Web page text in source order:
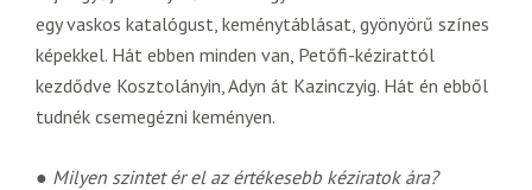
egy vaskos katalógust, keménytáblásat, gyönyörű színes
képekkel. Hát ebben minden van, Petőfi-kézirattól
kezdődve Kosztolányin, Adyn át Kazinczyig. Hát én ebből
tudnék csemegézni keményen.
● Milyen szintet ér el az értékesebb kéziratok ára?